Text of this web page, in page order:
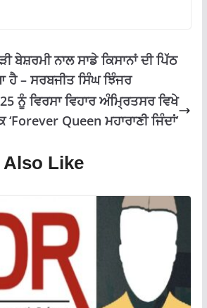
ਬੇਸ਼ਰਮੀ ਨਾਲ ਸਾਡੇ ਕਿਸਾਨਾਂ ਦੀ ਪਿੱਠ
ਹੈ – ਸਰਬਜੀਤ ਸਿੰਘ ਝਿੰਜਰ
ਨੂੰ ਵਿਰਸਾ ਵਿਹਾਰ ਅੰਮ੍ਰਿਤਸਰ ਵਿਖੇ
‘Forever Queen ਮਹਾਰਾਣੀ ਜਿੰਦਾਂ’
Also Like